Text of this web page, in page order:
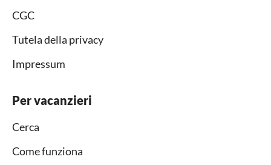
CGC
Tutela della privacy
Impressum
Per vacanzieri
Cerca
Come funziona